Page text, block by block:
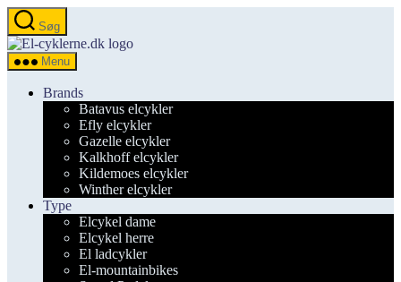
Spring
til
indholdet
Søg
el-
Menu
Brands
Batavus elcykler
Efly elcykler
Gazelle elcykler
Kalkhoff elcykler
Kildemoes elcykler
Winther elcykler
Type
Elcykel dame
Elcykel herre
El ladcykler
El-mountainbikes